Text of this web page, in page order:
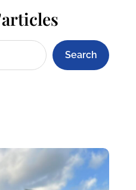
Search